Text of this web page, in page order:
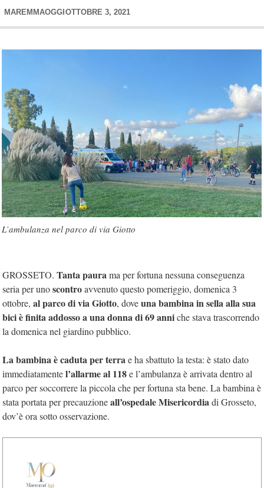
MAREMMAOGGI OTTOBRE 3, 2021
L’ambulanza nel parco di via Giotto
GROSSETO. Tanta paurama per fortuna nessuna conseguenza
seria per unoscontroavvenuto questo pomeriggio, domenica 3
ottobre, al parco di via Giotto, doveuna bambina in sella alla sua
bici è finita addosso a una donna di 69 anniche stava trascorrendo
la domenica nel giardino pubblico.
La bambina è caduta per terrae ha sbattuto la testa: è stato dato
immediatamentel’allarme al 118e l’ambulanza è arrivata dentro al
parco per soccorrere la piccola che per fortuna sta bene. La bambina è
stata portata per precauzioneall’ospedale Misericordiadi Grosseto,
dov’è ora sotto osservazione.